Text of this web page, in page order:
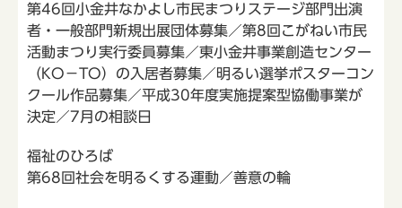
第46回小金井なかよし市民まつりステージ部門出演
者・一般部門新規出展団体募集／第8回こがねい市民
活動まつり実行委員募集／東小金井事業創造センター
（KO－TO）の入居者募集／明るい選挙ポスターコン
クール作品募集／平成30年度実施提案型協働事業が
決定／7月の相談日
福祉のひろば
第68回社会を明るくする運動／善意の輪